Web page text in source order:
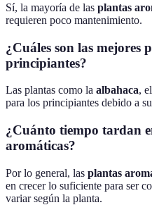
Sí, la mayoría de las plantas
requieren poco mantenimiento.
¿Cuáles son las mejores
principiantes?
Las plantas como la albahaca, el
para los principiantes debido a
¿Cuánto tiempo tardan
aromáticas?
Por lo general, las plantas
en crecer lo suficiente para ser
variar según la planta.